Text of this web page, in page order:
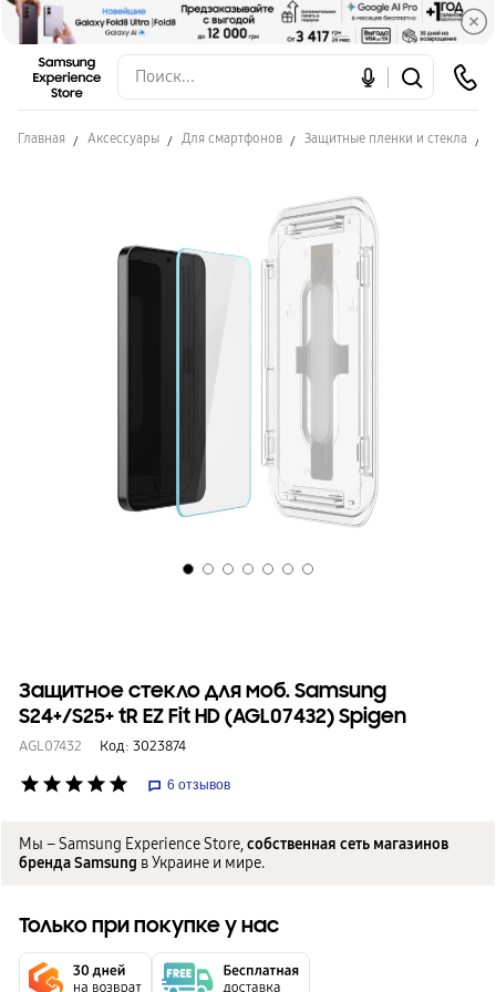
Главная Аксессуары Для смартфонов Защитные пленки и стекла
Защитное стекло для моб. Samsung
S24+/S25+ tR EZ Fit HD (AGL07432) Spigen
AGL07432 Код: 3023874
star star star star star 6 отзывов
Мы – Samsung Experience Store,собственная сеть магазинов
бренда Samsung в Украине и мире.
Только при покупке у нас